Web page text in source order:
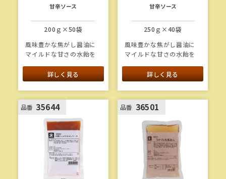
甘辛ソース
200ｇ×50袋
風味豊かな焦がし醤油に
マイルドな甘さの水飴を
アクセントをつけた甘辛
いソースです。
詳しく見る
甘辛ソース
250ｇ×40袋
風味豊かな焦がし醤油に
マイルドな甘さの水飴を
アクセントをつけた甘辛
いソースです。
詳しく見る
品番 35644 品番 36501